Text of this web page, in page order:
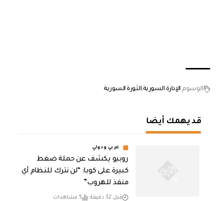
الوسوم الإدارة السوريةالثورة السورية
قد يهمك أيضا
عربي ودولي
روبيو يكشف عن حملة ضغط
كبيرة على كوبا: “لن نترك للنظام أي
منفذ للهروب”
قبل 32 دقيقة 5 مشاهدات